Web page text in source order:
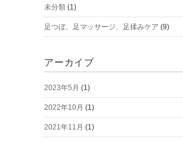
未分類 (1)
足つぼ、足マッサージ、足揉みケア (9)
アーカイブ
2023年5月 (1)
2022年10月 (1)
2021年11月 (1)